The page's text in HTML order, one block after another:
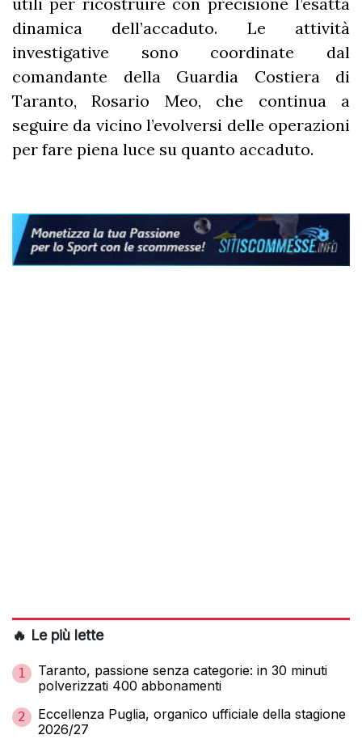
dinamica dell’accaduto. Le attività
investigative sono coordinate dal
comandante della Guardia Costiera di
Taranto, Rosario Meo, che continua a
seguire da vicino l’evolversi delle operazioni
per fare piena luce su quanto accaduto.
🔥 Le più lette
1
Taranto, passione senza categorie: in 30 minuti
polverizzati 400 abbonamenti
2
Eccellenza Puglia, organico ufficiale della stagione
2026/27